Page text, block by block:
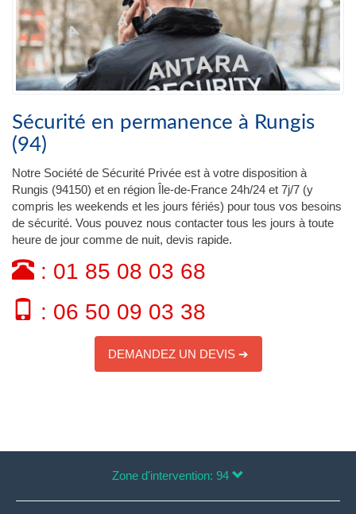
Sécurité en permanence à Rungis
(94)
Notre Société de Sécurité Privée est à votre disposition à
Rungis (94150) et en région Île-de-France 24h/24 et 7j/7 (y
compris les weekends et les jours fériés) pour tous vos besoins
de sécurité. Vous pouvez nous contacter tous les jours à toute
heure de jour comme de nuit, devis rapide.
: 01 85 08 03 68
: 06 50 09 03 38
DEMANDEZ UN DEVIS ➔
Zone d'intervention: 94